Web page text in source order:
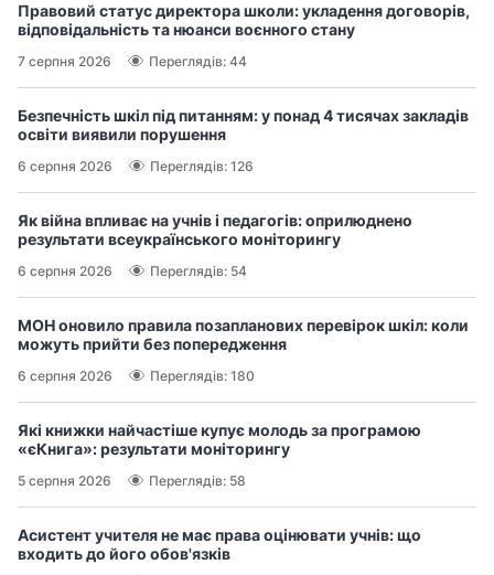
Правовий статус директора школи: укладення договорів,
відповідальність та нюанси воєнного стану
7 серпня 2026 Переглядів: 44
Безпечність шкіл під питанням: у понад 4 тисячах закладів
освіти виявили порушення
6 серпня 2026 Переглядів: 126
Як війна впливає на учнів і педагогів: оприлюднено
результати всеукраїнського моніторингу
6 серпня 2026 Переглядів: 54
МОН оновило правила позапланових перевірок шкіл: коли
можуть прийти без попередження
6 серпня 2026 Переглядів: 180
Які книжки найчастіше купує молодь за програмою
«єКнига»: результати моніторингу
5 серпня 2026 Переглядів: 58
Асистент учителя не має права оцінювати учнів: що
входить до його обов'язків